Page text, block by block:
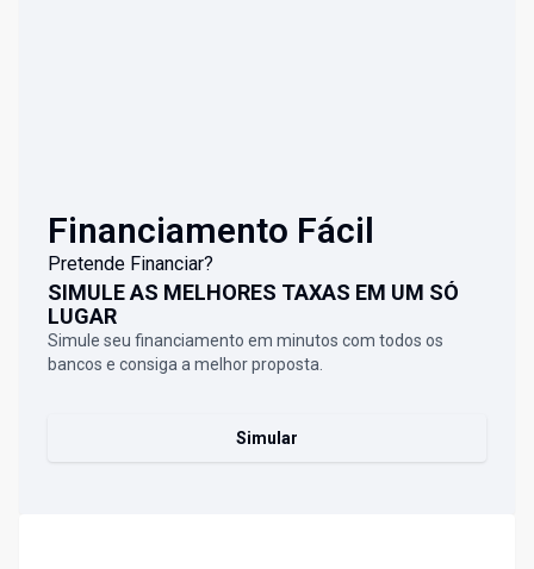
Financiamento Fácil
Pretende Financiar?
SIMULE AS MELHORES TAXAS EM UM SÓ
LUGAR
Simule seu financiamento em minutos com todos os
bancos e consiga a melhor proposta.
Simular